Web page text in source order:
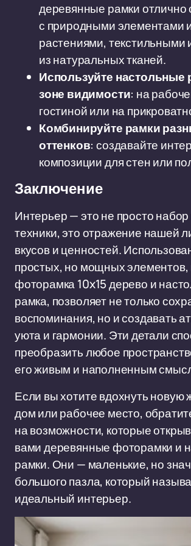
деревянные рамки отлично
с природными элементами
растениями, текстильными
из натуральных тканей.
Используйте настольные
зоне видимости: на
гостиной или на
Комбинируйте рамки
оттенков: создавайте
композиции для стен или
Заключение
Интерьер — это не просто
техники, это отражение нашей
вкусов и ценностей.
простых, но мощных элементов,
фоторамка 10x15 дерево и
рамка, позволяет не только
воспоминания, но и создавать
уюта и гармонии. Эти детали
преобразить любое
его живым и наполненным
Если вы хотите вдохнуть новую
дом или рабочее место,
на возможности, которые
вами деревянные фоторамки и
рамки. Они — маленькие, но
большого пазла, который
идеальный интерьер.